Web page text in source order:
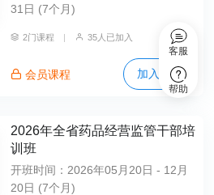
客服
帮助
31日 (7个月)
2门课程 | 35人已加入
会员课程 加入课程
2026年全省药品经营监管干部培
训班
开班时间：2026年05月20日 - 12月
20日 (7个月)